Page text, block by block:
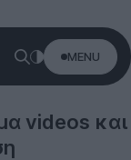
MENU
videos και